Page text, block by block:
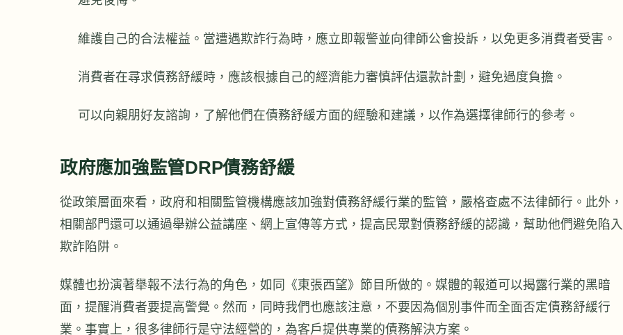
維護自己的合法權益。當遭遇欺詐行為時，應立即報警並向律師公會投訴，以免更多消費者受害。
消費者在尋求債務舒緩時，應該根據自己的經濟能力審慎評估還款計劃，避免過度負擔。
可以向親朋好友諮詢，了解他們在債務舒緩方面的經驗和建議，以作為選擇律師行的參考。
政府應加強監管DRP債務舒緩
從政策層面來看，政府和相關監管機構應該加強對債務舒緩行業的監管，嚴格查處不法律師行。此外，
相關部門還可以通過舉辦公益講座、網上宣傳等方式，提高民眾對債務舒緩的認識，幫助他們避免陷入
欺詐陷阱。
媒體也扮演著舉報不法行為的角色，如同《東張西望》節目所做的。媒體的報道可以揭露行業的黑暗
面，提醒消費者要提高警覺。然而，同時我們也應該注意，不要因為個別事件而全面否定債務舒緩行
業。事實上，很多律師行是守法經營的，為客戶提供專業的債務解決方案。